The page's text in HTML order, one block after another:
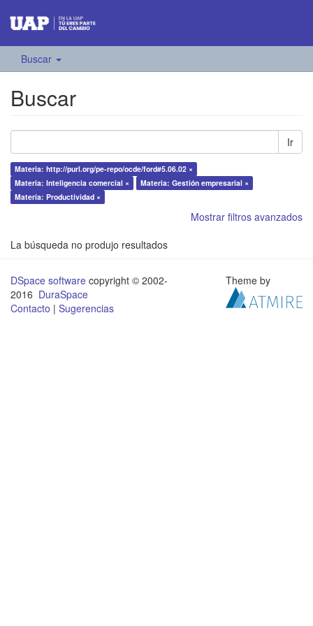
Buscar
Buscar
Ir
Materia: http://purl.org/pe-repo/ocde/ford#5.06.02 ×
Materia: Inteligencia comercial ×
Materia: Gestión empresarial ×
Materia: Productividad ×
Mostrar filtros avanzados
La búsqueda no produjo resultados
DSpace software copyright © 2002-
2016 DuraSpace
Contacto | Sugerencias
Theme by